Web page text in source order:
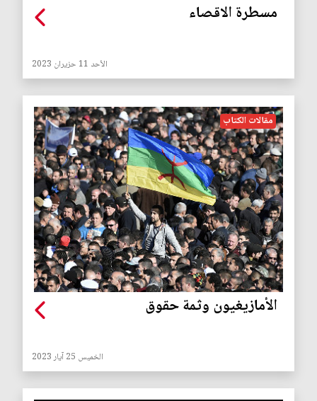
مسطرة الاقصاء
الأحد 11 حزيران 2023
مقالات الكتاب
الأمازيغيون وثمة حقوق
الخميس 25 آيار 2023